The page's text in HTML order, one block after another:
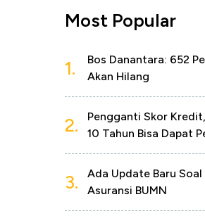
Most Popular
1.
Bos Danantara: 652
Akan Hilang
2.
Pengganti Skor
10 Tahun Bisa Dapat
3.
Ada Update Baru
Asuransi BUMN